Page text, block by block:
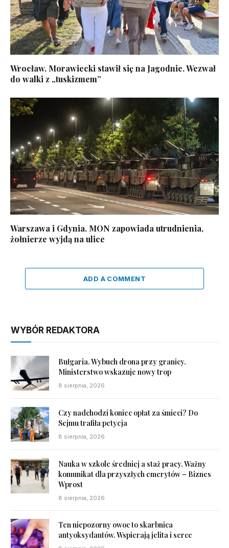
Wrocław. Morawiecki stawił się na Jagodnie. Wezwał
do walki z „tuskizmem”
Warszawa i Gdynia. MON zapowiada utrudnienia,
żołnierze wyjdą na ulice
ADD A COMMENT
WYBÓR REDAKTORA
Bułgaria. Wybuch drona przy granicy.
Ministerstwo wskazuje nowy trop
8 sierpnia, 2026
Czy nadchodzi koniec opłat za śmieci? Do
Sejmu trafiła petycja
8 sierpnia, 2026
Nauka w szkole średniej a staż pracy. Ważny
komunikat dla przyszłych emerytów – Biznes
Wprost
8 sierpnia, 2026
Ten niepozorny owoc to skarbnica
antyoksydantów. Wspierają jelita i serce